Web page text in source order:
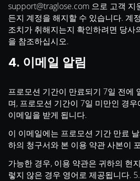
support@traglose.com 으로 고객 지
든지 계정을 해지할 수 있습니다. 계
조치가 취해지는지 확인하려면 당사
을 참조하십시오.
4. 이메일 알림
프로모션 기간이 만료되기 7일 전에
며, 프로모션 기간이 7일 미만인 경
이메일을 받게 됩니다.
이 이메일에는 프로모션 기간 만료
하의 청구서와 본 이용 약관 사본이
가능한 경우, 이용 약관은 귀하의 현
렇지 않은 경우 영어로 제공됩니다. 5.